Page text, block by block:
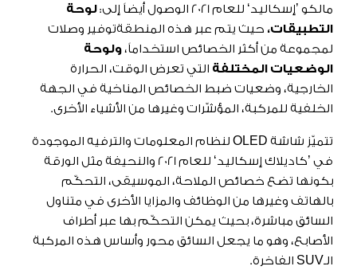
مالكو ’إسكاليد‘ للعام 2021 الوصول أيضاً إلى:
لوحة
التطبيقات، حيث يتم عبر هذه المنطقةتوفير وصلات
لمجموعة من أكثر الخصائص استخداماً،ولوحة
الوضعيات المختلفة التي تعرض الوقت، الحرارة
الخارجية، وضعيات ضبط الخصائص المناخية في الجهة
الخلفية للمركبة، المؤشّرات وغيرها من الأشياء الأخرى.
تتميّز شاشة OLED لنظام المعلومات والترفيه الموجودة
في ’كاديلاك إسكاليد‘ للعام 2021 والنحيفة مثل الورقة
بكونها تضع خصائص الملاحة، الموسيقى، التحكّم
بالهاتف وغيرها من الوظائف والمزايا الأخرى في متناول
السائق مباشرة، بحيث يمكن التحكّم بها عبر أطراف
الأصابع، وهو ما يجعل السائق محور وأساس هذه المركبة
الـSUV الفاخرة.